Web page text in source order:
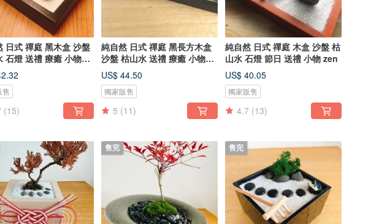
日式 禪庭 黑木盒 沙盤
石燈 送禮 療癒 小物
售
(15)
純自然 日式 禪庭 黑長方木盒
沙盤 枯山水 送禮 療癒 小物
zen
US$ 44.50
獨家販售
5 (11)
純自然 日式 禪庭 木盒 沙盤 枯
山水 石燈 節日 送禮 小物 zen
US$ 40.05
獨家販售
4.7 (13)
售完 售完